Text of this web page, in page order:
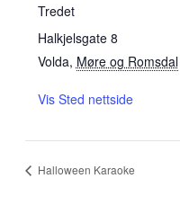
Tredet
Halkjelsgate 8
Volda, Møre og Romsdal
Vis Sted nettside
Halloween Karaoke